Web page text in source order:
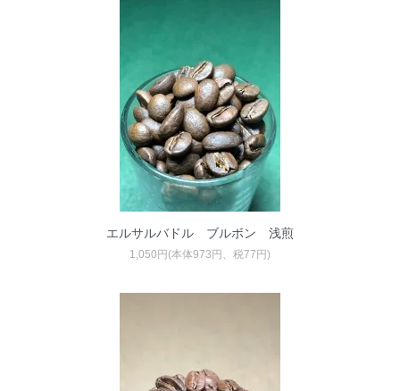
エルサルバドル ブルボン 浅煎
1,050円(本体973円、税77円)